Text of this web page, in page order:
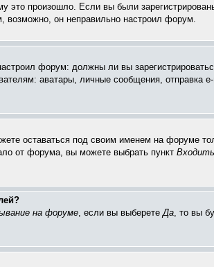
это произошло. Если вы были
возможно, он неправильно настроил форум.
форум: должны ли вы
аватары, личные сообщения, отправка
оставаться под своим именем на форуме
от форума, вы можете выбрать пункт
на форуме, если вы выберетеДа, то вы